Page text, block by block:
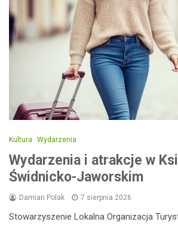
Kultura Wydarzenia
Wydarzenia i atrakcje w
Świdnicko-Jaworskim
Damian Polak 7 sierpnia 2026
Stowarzyszenie Lokalna Organizacja